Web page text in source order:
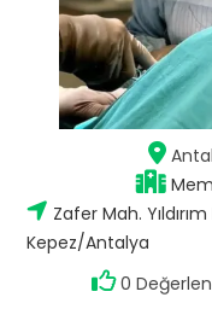
Zafer Mah.
Kepez/Antalya
0